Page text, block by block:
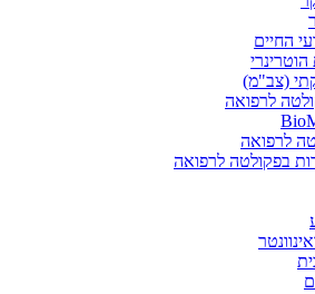
החיים
(צב"מ)
לרפואה
לרפואה
בפקולטה לרפואה